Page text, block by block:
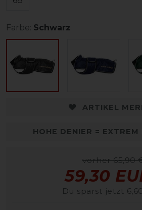
Farbe: Schwarz
ARTIKEL
HOHE DENIER = EXTREM
vorher 65,90
59,30
Du sparst jetzt